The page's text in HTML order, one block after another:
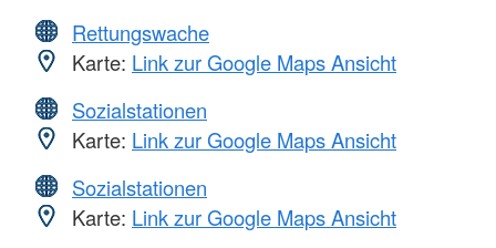
Rettungswache
Karte: Link zur Google Maps Ansicht
Sozialstationen
Karte: Link zur Google Maps Ansicht
Sozialstationen
Karte: Link zur Google Maps Ansicht